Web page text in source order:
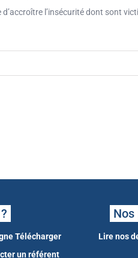
l’insécurité dont sont
Télécharger
un référent
Lire nos